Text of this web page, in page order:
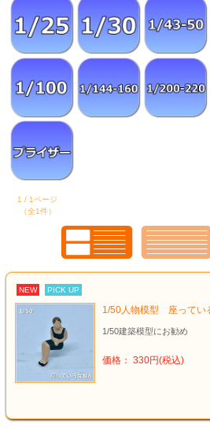
1 / 1ページ
（全1件）
NEW PICK UP
1/50人物模型 座ってい
1/50建築模型にお勧め
価格： 330円(税込)